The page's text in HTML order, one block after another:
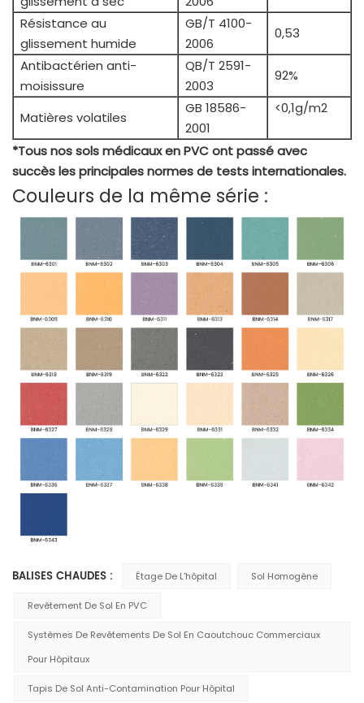
Résistance au
glissement humide
GB/T 4100-
2006
0,53
Antibactérien anti-
moisissure
QB/T 2591-
2003
92%
Matières volatiles
GB 18586-
2001
<0,1g/m2
*Tous nos sols médicaux en PVC ont passé avec
succès les principales normes de tests internationales.
Couleurs de la même série :
BALISES CHAUDES : Étage De L'hôpital Sol Homogène
Revêtement De Sol En PVC
Systèmes De Revêtements De Sol En Caoutchouc Commerciaux
Pour Hôpitaux
Tapis De Sol Anti-Contamination Pour Hôpital